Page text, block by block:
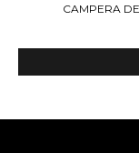
CAMPERA